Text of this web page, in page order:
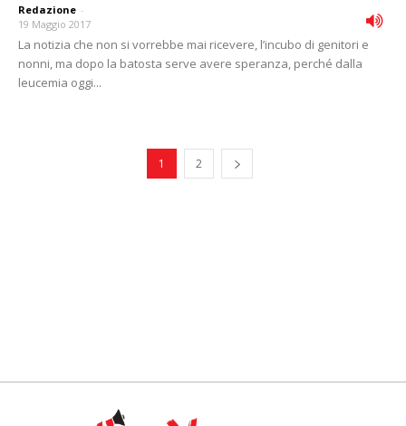
Redazione -
19 Maggio 2017
La notizia che non si vorrebbe mai ricevere, l’incubo di genitori e
nonni, ma dopo la batosta serve avere speranza, perché dalla
leucemia oggi...
1 2